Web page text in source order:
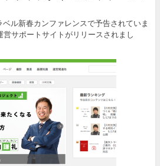
ル新春カンファレンスで予告されていま
営サポートサイトがリリースされまし